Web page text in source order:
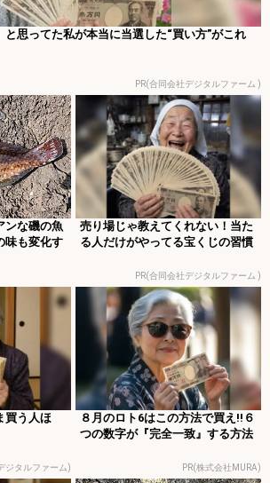
と思ってた私が本当に当選した“買い方”がこれ
PR(合同会社デジタルファーム )
ンな磯の魚
も変化す
売り場じゃ教えてくれない！当た
る人だけがやってる宝くじの習慣
PR(合同会社デジタルファーム )
買う人ほ
ジタルファーム)
８月のロト6はこの方法で買え!!６
つの数字が『完全一致』する方法
PR(株式会社MURA)